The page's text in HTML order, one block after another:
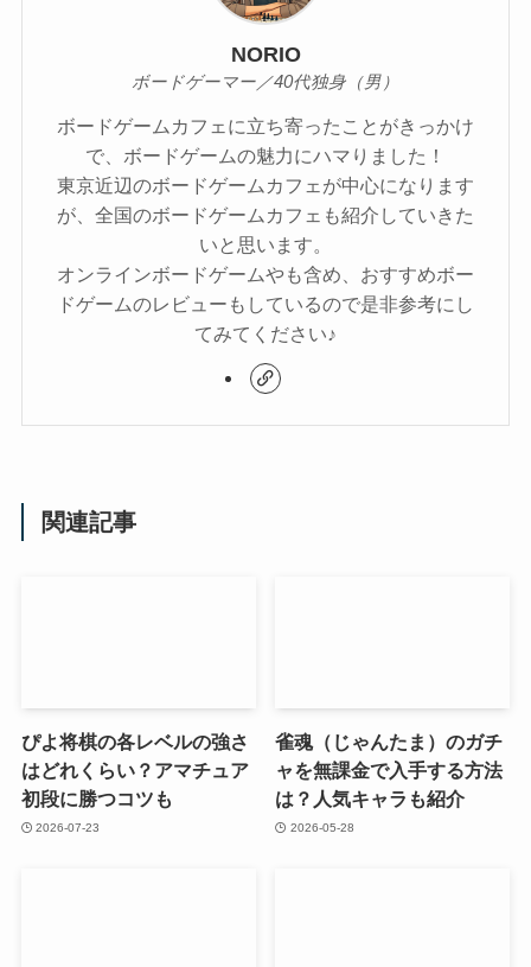
NORIO
ボードゲーマー／40代独身（男）
ボードゲームカフェに立ち寄ったことがきっかけ
で、ボードゲームの魅力にハマりました！
東京近辺のボードゲームカフェが中心になります
が、全国のボードゲームカフェも紹介していきた
いと思います。
オンラインボードゲームやも含め、おすすめボー
ドゲームのレビューもしているので是非参考にし
てみてください♪
関連記事
ぴよ将棋の各レベルの強さ
はどれくらい？アマチュア
初段に勝つコツも
2026-07-23
雀魂（じゃんたま）のガチ
ャを無課金で入手する方法
は？人気キャラも紹介
2026-05-28